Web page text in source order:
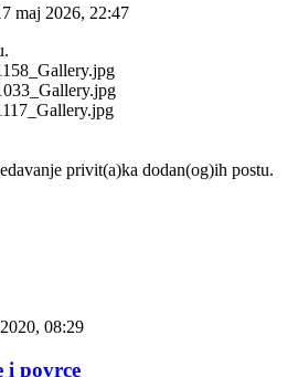
maj 2026, 22:47
privit(a)ka dodan(og)ih postu.
08:29
i povrce